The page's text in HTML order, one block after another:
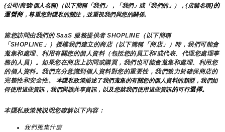
{公司/商號/個人名稱}（以下簡稱「我們」，「我們」或「我們的」），{店舖名稱}的
運營商，尊重您對隱私的關注，並重視我們與您的關係。
當您訪問由我們的 SaaS 服務提供者 SHOPLINE（以下簡稱
「SHOPLINE」）授權我們建立的商店（以下簡稱「商店」）時，我們可能會
蒐集和處理、利用有關您的個人資料（包括您的員工和/或代表、代理您處理事
務的人員）。如果您在商店上訪問或購買，我們也可能會蒐集和處理、利用您
的個人資料。我們充分意識到個人資料對您的重要性，我們致力於確保商店的
完整性和安全性。
本隱私政策描述了我們蒐集的有關您的個人資料的類型，我們如
何使用這些資訊，我們與誰共享資訊，以及您就我們使用這些資訊的可行選擇。
本隱私政策將説明您瞭解以下內容：
我們蒐集什麼